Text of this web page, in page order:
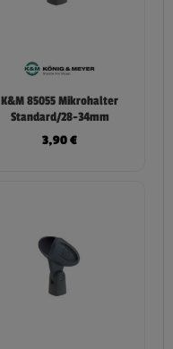
K&M 85055 Mikrohalter
Standard/28-34mm
3,90€